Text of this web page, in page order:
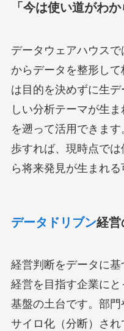
「今は使い道がわ
データウェアハウス
からデータを整形し
は目的を決めずに生
しい分析テーマが生
を遡って活用できま
歩すれば、現時点で
ら将来発見が生まれる
データドリブン経営
経営判断をデータに
経営を目指す企業に
基盤の土台です。部
サイロ化（分断）さ